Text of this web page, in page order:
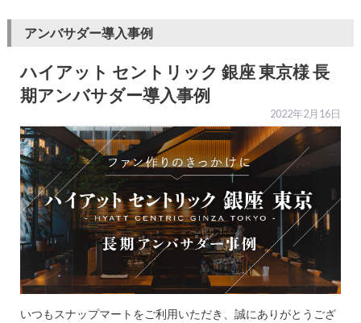
アンバサダー導入事例
ハイアット セントリック 銀座 東京様 長
期アンバサダー導入事例
2022年2月16日
いつもスナップマートをご利用いただき、誠にありがとうござ